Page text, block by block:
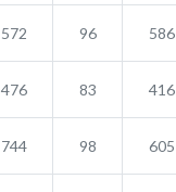
572 96 586
476 83 416
744 98 605